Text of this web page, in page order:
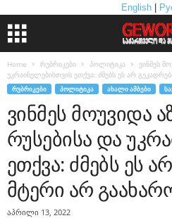
English
Home რუბრიკები პოლიტიკა
ვინმეს
უკრაინელებისთვის ეთქვა: ძმებს ეს არ
ᲠᲣᲑᲠᲘᲙᲔᲑᲘ ᲞᲝᲚᲘᲢᲘᲙᲐ ᲐᲮᲐᲚᲘ ᲐᲛᲑᲔᲑᲘ
ვინმეს მოუვიდა
რუსებისა და
ეთქვა: ძმებს ეს
მტერი არ
აპრილი 13, 2022